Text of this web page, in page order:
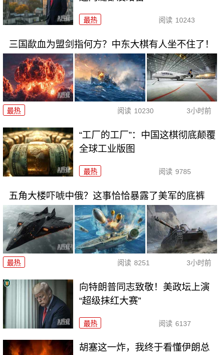
最热 阅读 10243
三国歃血为盟剑指何方？中东大棋有人坐不住了！
最热 阅读 10230 3小时前
“工厂的工厂”：中国这棋彻底颠覆
全球工业版图
最热 阅读 9785
五角大楼吓唬中俄？这事恰恰暴露了美军的底裤
最热 阅读 8251 3小时前
向特朗普同志致敬！美政坛上演
“超级抹红大赛”
最热 阅读 6137
胡塞这一炸，我终于看懂伊朗总